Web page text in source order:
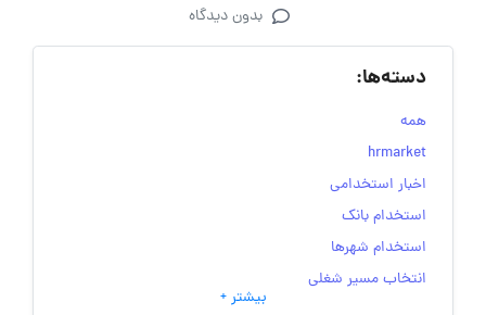
بدون دیدگاه
دسته‌ها:
همه
hrmarket
اخبار استخدامی
استخدام بانک
استخدام شهرها
انتخاب مسیر شغلی
بیشتر +